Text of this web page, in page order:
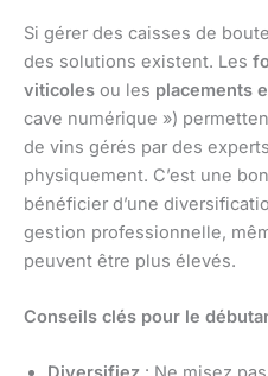
Si gérer des caisses de
des solutions existent. Les
viticoles ou les placements
cave numérique »)
de vins gérés par des
physiquement. C’est une
bénéficier d’une
gestion professionnelle,
peuvent être plus élevés.
Conseils clés pour le